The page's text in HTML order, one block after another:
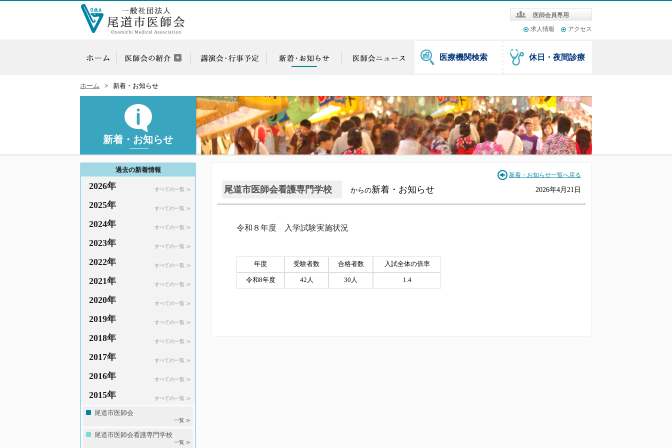
医師会員専用
アクセス
求人情報
医療機関検索 休日・夜間診療
ホーム 新着・お知らせ
新着・お知らせ
新着・お知らせ一覧へ戻る
尾道市医師会看護専門学校 からの新着・お知らせ 2026年4月21日
令和８年度 入学試験実施状況
年度 受験者数 合格者数 入試全体の倍率
令和8年度 42人 30人 1.4
過去の新着情報
2026年 すべての一覧 ≫
2025年 すべての一覧 ≫
2024年 すべての一覧 ≫
2023年 すべての一覧 ≫
2022年 すべての一覧 ≫
2021年 すべての一覧 ≫
2020年 すべての一覧 ≫
2019年 すべての一覧 ≫
2018年 すべての一覧 ≫
2017年 すべての一覧 ≫
2016年 すべての一覧 ≫
2015年 すべての一覧 ≫
尾道市医師会
一覧 ≫
尾道市医師会看護専門学校
一覧 ≫